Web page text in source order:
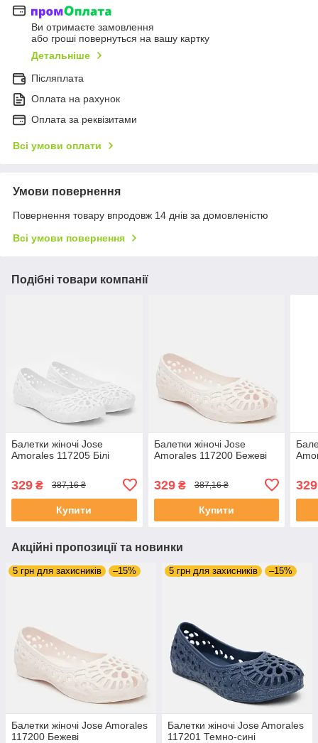
Ви отримаєте замовлення
або гроші повернуться на вашу картку
Детальніше
Післяплата
Оплата на рахунок
Оплата за реквізитами
Всі умови оплати
Умови повернення
Повернення товару впродовж 14 днів за домовленістю
Всі умови повернення
Подібні товари компанії
Балетки жіночі Jose
Amorales 117205 Білі
329 ₴ 387,16 ₴
Купити
Балетки жіночі Jose
Amorales 117200 Бежеві
329₴ 387,16 ₴
Купити
329
Акційні пропозиції та новинки
5 грн для захисників –15%
Балетки жіночі Jose Amorales
117200 Бежеві
5 грн для захисників –15%
Балетки жіночі Jose Amorales
117201 Темно-сині